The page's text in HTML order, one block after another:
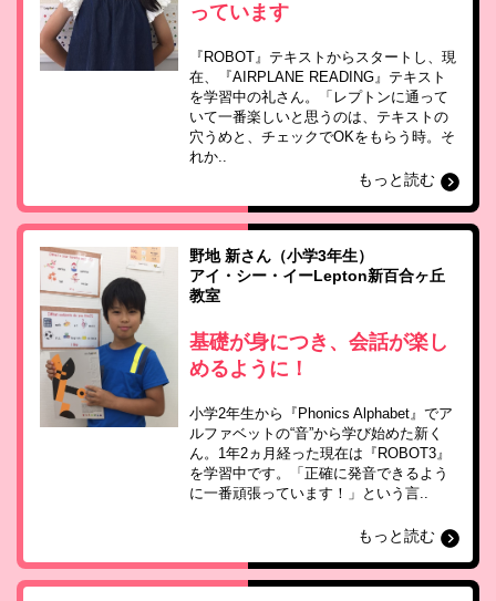
っています
『ROBOT』テキストからスタートし、現
在、『AIRPLANE READING』テキスト
を学習中の礼さん。「レプトンに通って
いて一番楽しいと思うのは、テキストの
穴うめと、チェックでOKをもらう時。そ
れか..
もっと読む
野地 新さん（小学3年生）
アイ・シー・イーLepton新百合ヶ丘
教室
基礎が身につき、会話が楽し
めるように！
小学2年生から『Phonics Alphabet』でア
ルファベットの“音”から学び始めた新く
ん。1年2ヵ月経った現在は『ROBOT3』
を学習中です。「正確に発音できるよう
に一番頑張っています！」という言..
もっと読む